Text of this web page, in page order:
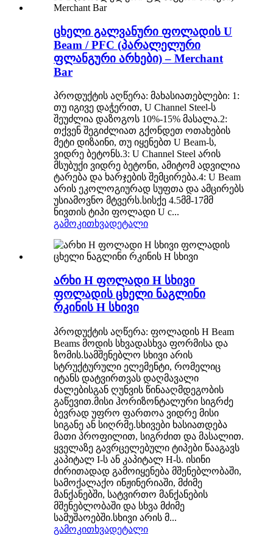
ცხელი გალვანური ფოლადის U
Beam / PFC (პარალელური
ფლანგური არხები) – Merchant
Bar
პროდუქტის აღწერა: მახასიათებლები: 1:
თუ იგივე დაჭერით, U Channel Steel-ს
შეუძლია დაზოგოს 10%-15% მასალა.2:
თქვენ შეგიძლიათ გქონდეთ ოთახების
მეტი დიზაინი, თუ იყენებთ U Beam-ს,
ვიდრე ბეტონს.3: U Channel Steel არის
მსუბუქი ვიდრე ბეტონი, ამიტომ ადვილია
ტარება და ხარჯების შემცირება.4: U Beam
არის ეკოლოგიურად სუფთა და ამცირებს
უსიამოვნო მტვერს.სისქე 4.5მმ-17მმ
ნივთის ტიპი ფოლადი U c...
გამოკითხვადეტალი
არხი H ფოლადი H სხივი
ფოლადის ცხელი ნაგლინი
რკინის H სხივი
პროდუქტის აღწერა: ფოლადის H Beam
Beams მოდის სხვადასხვა ფორმისა და
ზომის.სამშენებლო სხივი არის
სტრუქტურული ელემენტი, რომელიც
იტანს დატვირთვას დაღმავალი
ძალებისგან ღუნვის წინააღმდეგობის
გაწევით.მისი ჰორიზონტალური სიგრძე
ბევრად უფრო ფართოა ვიდრე მისი
სიგანე ან სიღრმე.სხივები ხასიათდება
მათი პროფილით, სიგრძით და მასალით.
ყველაზე გავრცელებული ტიპები წააგავს
კაპიტალ I-ს ან კაპიტალ H-ს. ისინი
ძირითადად გამოიყენება მშენებლობაში,
სამოქალაქო ინჟინერიაში, მძიმე
მანქანებში, სატვირთო მანქანების
მშენებლობაში და სხვა მძიმე
სამუშაოებში.სხივი არის მ...
გამოკითხვადეტალი